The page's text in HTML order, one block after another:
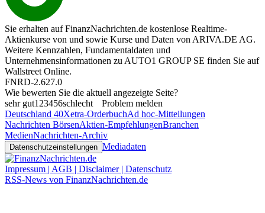
Sie erhalten auf FinanzNachrichten.de kostenlose Realtime-
Aktienkurse von und sowie Kurse und Daten von ARIVA.DE AG.
Weitere Kennzahlen, Fundamentaldaten und
Unternehmensinformationen zu AUTO1 GROUP SE finden Sie auf
Wallstreet Online.
FNRD-2.627.0
Wie bewerten Sie die aktuell angezeigte Seite?
sehr gut1 23456schlecht
Problem melden
Deutschland 40Xetra-OrderbuchAd hoc-Mitteilungen
Nachrichten BörsenAktien-EmpfehlungenBranchen
MedienNachrichten-Archiv
Datenschutzeinstellungen Mediadaten
Impressum | AGB | Disclaimer | Datenschutz
RSS-News von FinanzNachrichten.de